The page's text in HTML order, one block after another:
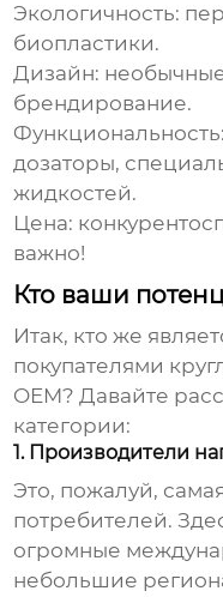
Экологичность:
биопластики.
Дизайн:
брендирование.
Функциональность:
дозаторы,
жидкостей.
Цена:
важно!
Кто ваши
Итак, кто же
покупателями
OEM? Давайте
категории:
1. Производители
Это, пожалуй,
потребителей.
огромные
небольшие